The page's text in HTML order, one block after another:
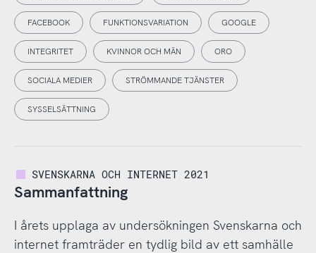
FACEBOOK FUNKTIONSVARIATION GOOGLE
INTEGRITET KVINNOR OCH MÄN ORO
SOCIALA MEDIER STRÖMMANDE TJÄNSTER
SYSSELSÄTTNING
SVENSKARNA OCH INTERNET 2021
Sammanfattning
I årets upplaga av undersökningen Svenskarna och
internet framträder en tydlig bild av ett samhälle